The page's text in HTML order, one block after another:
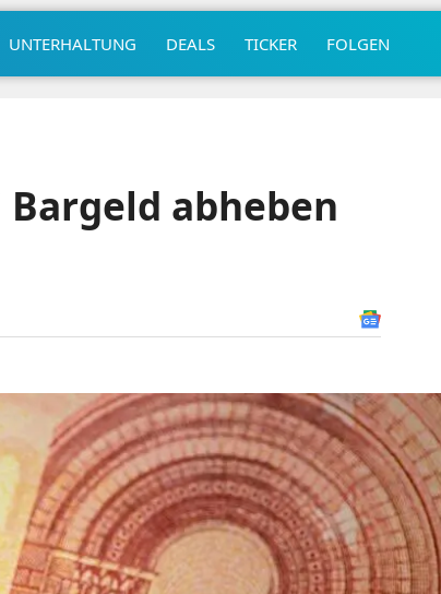
UNTERHALTUNG DEALS TICKER FOLGEN
abheben